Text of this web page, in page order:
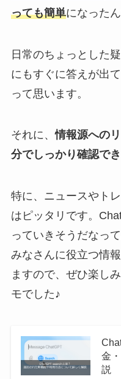
っても簡単になったん
日常のちょっとした
にもすぐに答えが出
って思います。
それに、情報源への
分でしっかり確認で
特に、ニュースやト
はピッタリです。
っていきそうだなっ
みなさんに役立つ情
ますので、ぜひ楽し
モでした♪
金
説